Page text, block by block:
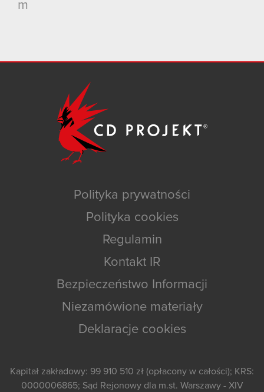
m
Polityka prywatności
Polityka cookies
Regulamin
Kontakt IR
Bezpieczeństwo Informacji
Niezamówione materiały
Deklaracje cookies
Kapitał zakładowy: 99 910 510 zł (opłacony w całości); KRS:
0000006865; Sąd Rejonowy dla m.st. Warszawy - XIV